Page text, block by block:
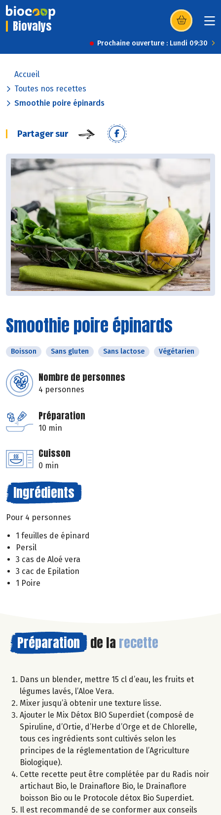
Biovalys (s’ouvre dans
Prochaine ouverture : Lundi 09:30
Accueil
Toutes nos recettes
Smoothie poire épinards
Partager sur
Smoothie poire épinards
Boisson Sans gluten Sans lactose Végétarien
Nombre de personnes
4 personnes
Préparation
10 min
Cuisson
0 min
Ingrédients
Pour 4 personnes
1 feuilles de épinard
Persil
3 cas de Aloé vera
3 cac de Epilation
1 Poire
Préparation de la recette
Dans un blender, mettre 15 cl d’eau, les fruits et
légumes lavés, l’Aloe Vera.
Mixer jusqu’à obtenir une texture lisse.
Ajouter le Mix Détox BIO Superdiet (composé de
Spiruline, d’Ortie, d’Herbe d’Orge et de Chlorelle,
tous ces ingrédients sont cultivés selon les
principes de la réglementation de l’Agriculture
Biologique).
Cette recette peut être complétée par du Radis noir
artichaut Bio, le Drainaflore Bio, le Drainaflore
boisson Bio ou le Protocole détox Bio Superdiet.
Il est recommandé de se conformer aux conseils